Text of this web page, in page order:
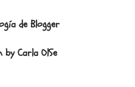
de Blogger
by Carla OlSe